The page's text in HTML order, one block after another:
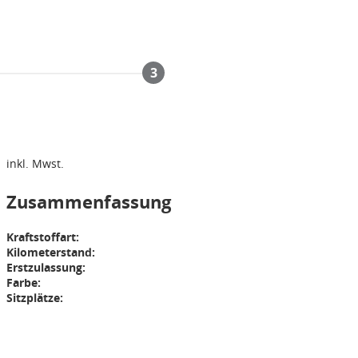
3
inkl. Mwst.
Zusammenfassung
Kraftstoffart:
Kilometerstand:
Erstzulassung:
Farbe:
Sitzplätze: